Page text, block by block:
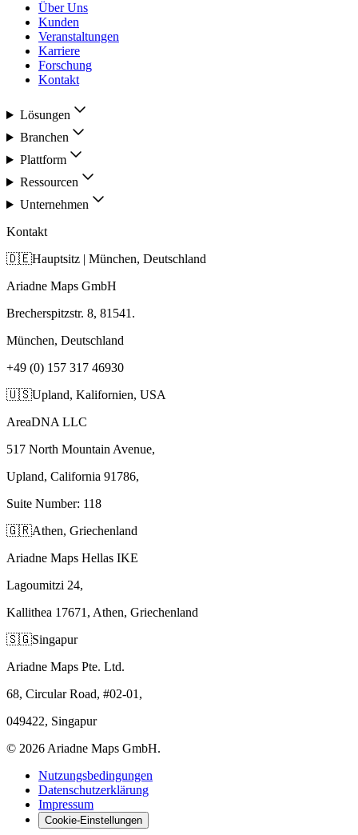
Über Uns
Kunden
Veranstaltungen
Karriere
Forschung
Kontakt
Lösungen
Branchen
Plattform
Ressourcen
Unternehmen
Kontakt
🇩🇪Hauptsitz | München, Deutschland
Ariadne Maps GmbH
Brecherspitzstr. 8, 81541.
München, Deutschland
+49 (0) 157 317 46930
🇺🇸Upland, Kalifornien, USA
AreaDNA LLC
517 North Mountain Avenue,
Upland, California 91786,
Suite Number: 118
🇬🇷Athen, Griechenland
Ariadne Maps Hellas IKE
Lagoumitzi 24,
Kallithea 17671, Athen, Griechenland
🇸🇬Singapur
Ariadne Maps Pte. Ltd.
68, Circular Road, #02-01,
049422, Singapur
© 2026 Ariadne Maps GmbH.
Nutzungsbedingungen
Datenschutzerklärung
Impressum
Cookie-Einstellungen